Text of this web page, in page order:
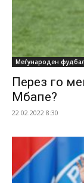
Меѓународен фудбал
Перез го
Мбапе?
22.02.2022 8:30